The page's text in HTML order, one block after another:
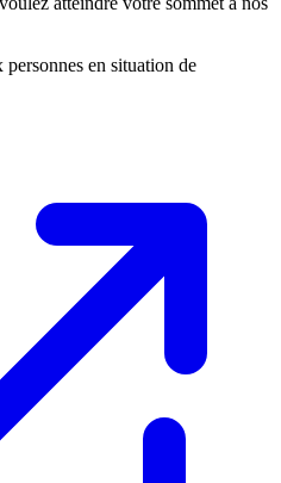
personnes en situation de